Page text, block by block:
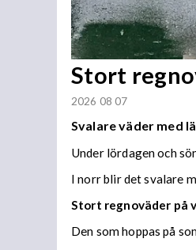
Stort
2026 08 07
Svalare väder med
Under lördagen och
I norr blir det svalare
Stort regnoväder på
Den som hoppas på